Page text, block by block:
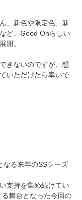
、新色や限定色、新
ど、Good Onらしい
開。
きないのですが、想
いただけたら幸いで
なる来年のSSシーズ
支持を集め続けてい
る舞台となった今回の